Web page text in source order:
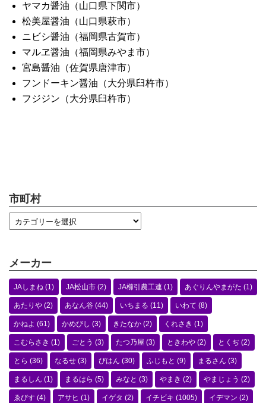
ヤマカ醤油（山口県下関市）
松美屋醤油（山口県萩市）
ニビシ醤油（福岡県古賀市）
マルヱ醤油（福岡県みやま市）
宮島醤油（佐賀県唐津市）
フンドーキン醤油（大分県臼杵市）
フジジン（大分県臼杵市）
市町村
メーカー
JAしまね (1) JA松山市 (2) JA櫛引農工連 (1) あぐりんやまがた (1)
あたりや (2) あなん谷 (44) いちまる (11) いわて (8)
かねよ (61) かめびし (3) きたなか (2) くれさき (1)
こむらさき (1) ごとう (3) たつ乃屋 (3) ときわや (2) とくぢ (2)
とら (36) なるせ (3) びはん (30) ふじもと (9) まるさん (3)
まるしん (1) まるはら (5) みなと (3) やまき (2) やまじょう (2)
ゑびす (4) アサヒ (1) イゲタ (2) イチビキ (1005) イデマン (2)